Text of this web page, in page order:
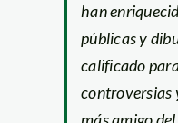
han
públicas y
calificado
controversias